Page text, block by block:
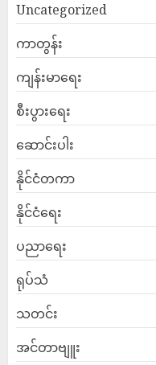
Uncategorized
ကာတွန်း
ကျန်းမာရေး
စီးပွားရေး
ဆောင်းပါး
နိုင်ငံတကာ
နိုင်ငံရေး
ပညာရေး
ရုပ်သံ
သတင်း
အင်တာဗျူး